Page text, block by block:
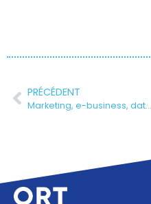
PRÉCÉDENT
Marketing, e-business, data : un nouveau Bachelor marseillais au cœur des métiers qui recrutent